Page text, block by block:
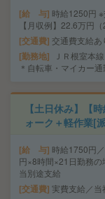
給 与 時給1250円 ※
【月収例】22.6万円
交通費 交通費支給あ
勤務地
ＪＲ根室本
＊自転車・マイカー
【土日休み】【
ォーク＋軽作業[
給 与 時給1750円
円×8時間×21日勤務
当別途支給
交通費 実費支給／当